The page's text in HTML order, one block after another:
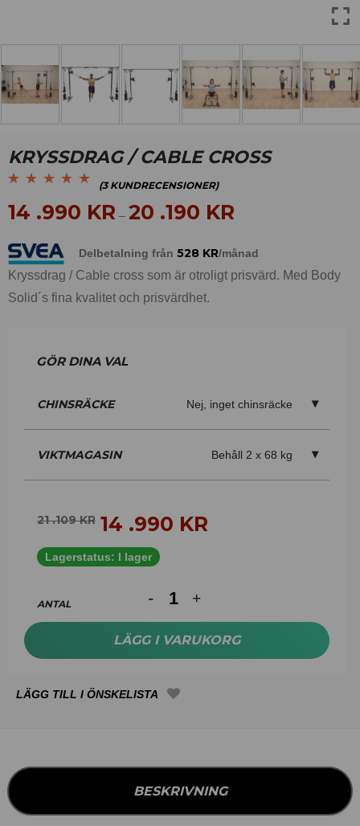
KRYSSDRAG / CABLE CROSS
5 baserat på
kundrecensioner
(3KUNDRECENSIONER)
14 .990 KR – 20 .190 KR
Delbetalning från 528 KR/månad
Kryssdrag / Cable cross som är otroligt prisvärd. Med Body
Solid´s fina kvalitet och prisvärdhet.
CHINSRÄCKE Nej, inget chinsräcke
VIKTMAGASIN Behåll 2 x 68 kg
21 .109KR 14 .990 KR
Lagerstatus: I lager
ANTAL
LÄGG I VARUKORG
BESKRIVNING